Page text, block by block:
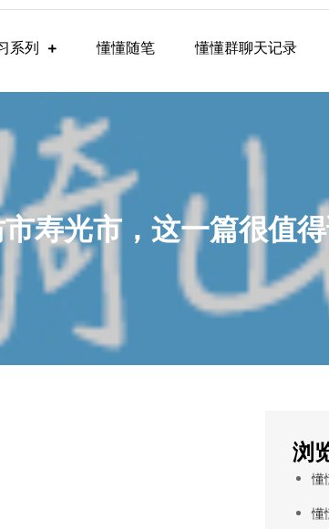
系列 懂懂随笔 懂懂群聊天记录
寿光市，这一篇很值
浏
懂
懂